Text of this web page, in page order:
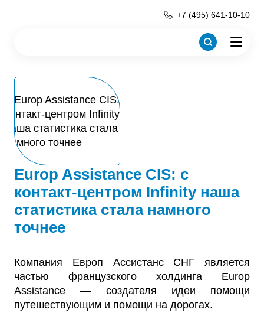
+7 (495) 641-10-10
Europ Assistance CIS: с
контакт-центром Infinity наша
статистика стала намного
точнее
Компания Европ Ассистанс СНГ является
частью французского холдинга Europ
Assistance — создателя идеи помощи
путешествующим и помощи на дорогах.